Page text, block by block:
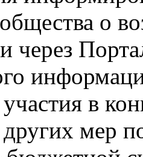
о
через
в
других мер